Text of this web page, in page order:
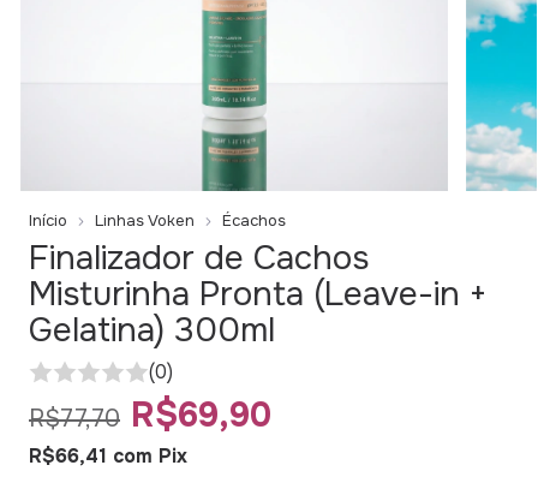
Início Linhas Voken Écachos
Finalizador de Cachos
Misturinha Pronta (Leave-in +
Gelatina) 300ml
(0)
R$77,70 R$69,90
R$66,41 com Pix